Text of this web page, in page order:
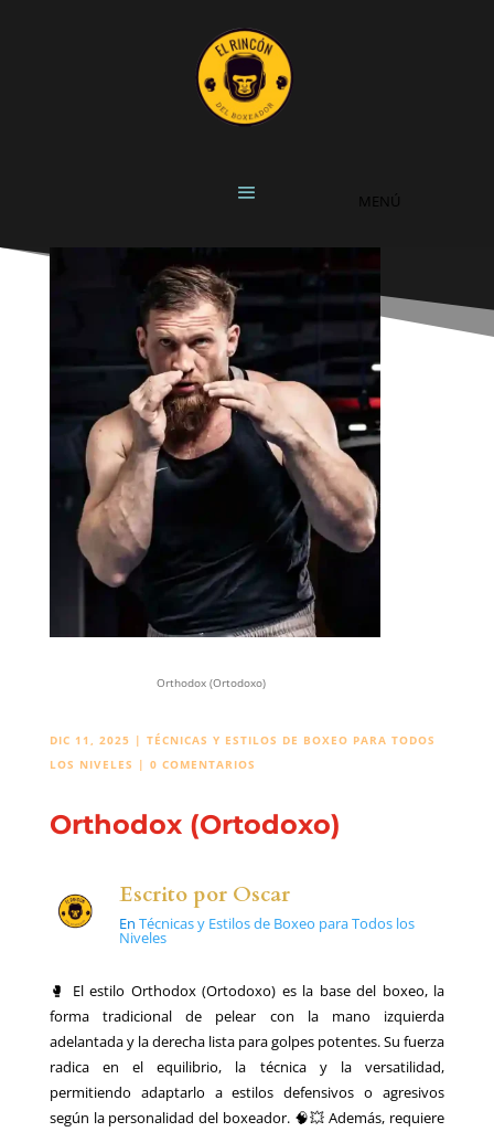
Orthodox (Ortodoxo)
DIC 11, 2025 | TÉCNICAS Y ESTILOS DE BOXEO PARA TODOS
LOS NIVELES | 0 COMENTARIOS
Orthodox (Ortodoxo)
Escrito por Oscar
En Técnicas y Estilos de Boxeo para Todos los
Niveles
🥊 El estilo Orthodox (Ortodoxo) es la base del boxeo, la
forma tradicional de pelear con la mano izquierda
adelantada y la derecha lista para golpes potentes. Su fuerza
radica en el equilibrio, la técnica y la versatilidad,
permitiendo adaptarlo a estilos defensivos o agresivos
según la personalidad del boxeador. 🧠💥 Además, requiere